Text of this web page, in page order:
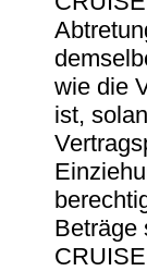
wie die
ist,
Beträge